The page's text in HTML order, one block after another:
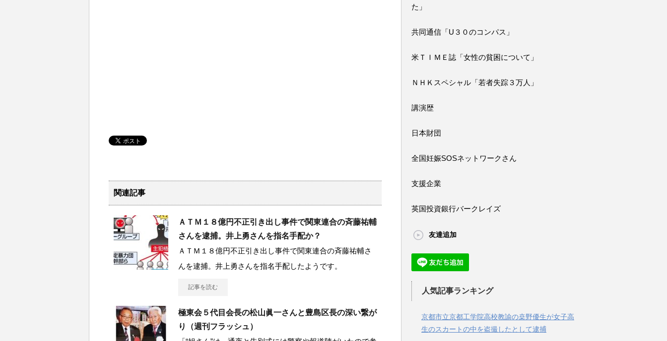
関連記事
ＡＴＭ１８億円不正引き出し事件で関東連合の斉藤祐輔
さんを逮捕。井上勇さんを指名手配か？
ＡＴＭ１８億円不正引き出し事件で関東連合の斉藤祐輔さ
んを逮捕。井上勇さんを指名手配したようです。
記事を読む
極東会５代目会長の松山眞一さんと豊島区長の深い繋が
り（週刊フラッシュ）
た」
共同通信「U３０のコンパス」
米ＴＩＭＥ誌「女性の貧困について」
ＮＨＫスペシャル「若者失踪３万人」
講演歴
日本財団
全国妊娠SOSネットワークさん
支援企業
英国投資銀行バークレイズ
友達追加
人気記事ランキング
京都市立京都工学院高校教諭の桒野優生が女子高
生のスカートの中を盗撮したとして逮捕